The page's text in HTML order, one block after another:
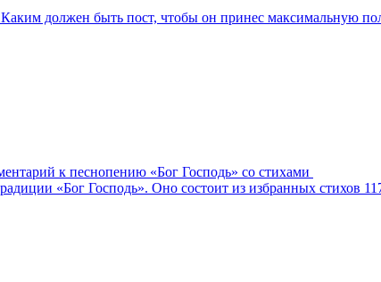
Каким должен быть пост, чтобы он принес максимальную
к песнопению «Бог Господь» со стихами
«Бог Господь». Оно состоит из избранных стихов